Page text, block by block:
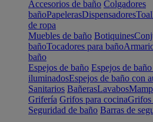
Accesorios de baño Colgadores
bañoPapelerasDispensadores
de ropa
Muebles de baño Botiquines
bañoTocadores para baño
baño
Espejos de baño Espejos de
iluminadosEspejos de baño con
Sanitarios BañerasLavabos
Grifería Grifos para cocinaGrifos
Seguridad de baño Barras de